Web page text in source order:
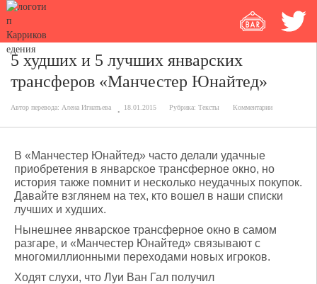
5 худших и 5 лучших январских
трансферов «Манчестер Юнайтед»
Автор перевода: Алена Игнатьева 18.01.2015 Рубрика: Тексты Комментарии
В «Манчестер Юнайтед» часто делали удачные
приобретения в январское трансферное окно, но
история также помнит и несколько неудачных покупок.
Давайте взглянем на тех, кто вошел в наши списки
лучших и худших.
Нынешнее январское трансферное окно в самом
разгаре, и «Манчестер Юнайтед» связывают с
многомиллионными переходами новых игроков.
Ходят слухи, что Луи Ван Гал получил